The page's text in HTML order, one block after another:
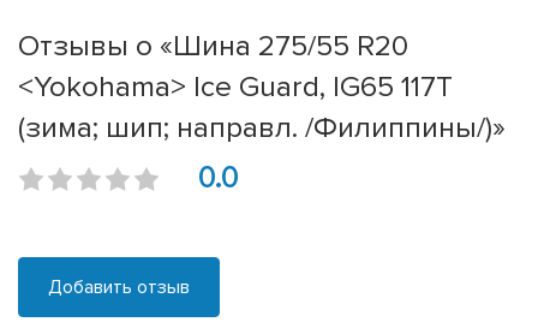
Отзывы о «Шина 275/55 R20
<Yokohama> Ice Guard, IG65 117T
(зима; шип; направл. /Филиппины/)»
0.0
Добавить отзыв